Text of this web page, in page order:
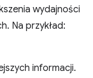
wydajności
Na przykład:
informacji.